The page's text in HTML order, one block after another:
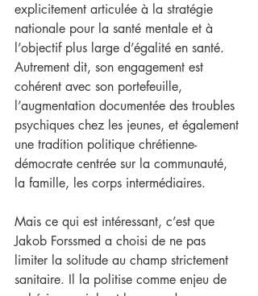
explicitement articulée à la stratégie
nationale pour la santé mentale et à
l’objectif plus large d’égalité en santé.
Autrement dit, son engagement est
cohérent avec son portefeuille,
l’augmentation documentée des troubles
psychiques chez les jeunes, et également
une tradition politique chrétienne-
démocrate centrée sur la communauté,
la famille, les corps intermédiaires.
Mais ce qui est intéressant, c’est que
Jakob Forssmed a choisi de ne pas
limiter la solitude au champ strictement
sanitaire. Il la politise comme enjeu de